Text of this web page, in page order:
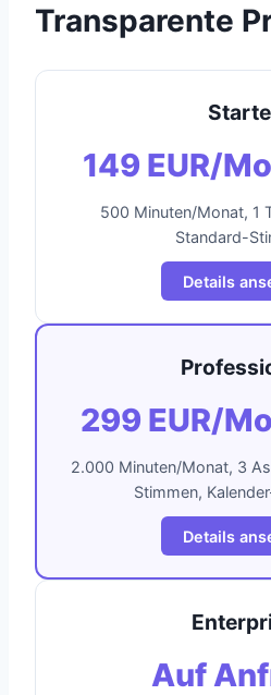
Transparente
149 EUR/
500 Minuten/Monat, 1
Standard-
Details
299 EUR/
2.000 Minuten/Monat, 3
Stimmen,
Details
Auf